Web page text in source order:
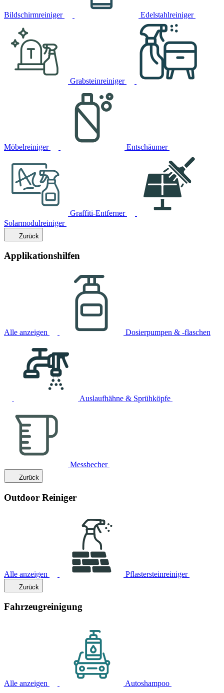
Bildschirmreiniger Edelstahlreiniger
Grabsteinreiniger
Möbelreiniger Entschäumer
Graffiti-Entferner
Solarmodulreiniger
Zurück
Applikationshilfen
Alle anzeigen Dosierpumpen & -flaschen
Auslaufhähne & Sprühköpfe
Messbecher
Zurück
Outdoor Reiniger
Alle anzeigen Pflastersteinreiniger
Zurück
Fahrzeugreinigung
Alle anzeigen Autoshampoo